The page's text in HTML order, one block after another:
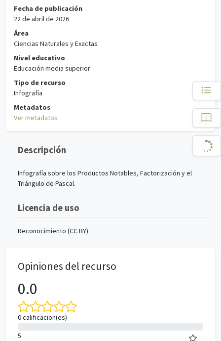
Fecha de publicación
22 de abril de 2026
Área
Ciencias Naturales y Exactas
Nivel educativo
Educación media superior
Tipo de recurso
Infografía
Metadatos
Ver metadatos
Descripción
Infografía sobre los Productos Notables, Factorización y el
Triángulo de Pascal.
Licencia de uso
Reconocimiento (CC BY)
Opiniones del recurso
0.0
0 calificacion(es)
5